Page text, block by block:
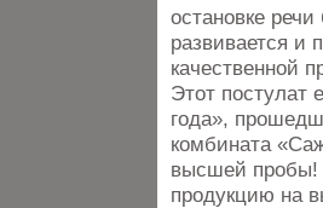
остановке
развивается и
качественной
Этот постулат
года»,
комбината
высшей пробы!
продукцию на